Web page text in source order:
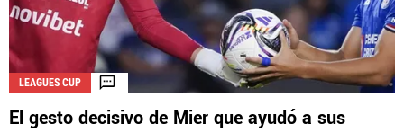
LEAGUES CUP
El gesto decisivo de Mier que ayudó a sus